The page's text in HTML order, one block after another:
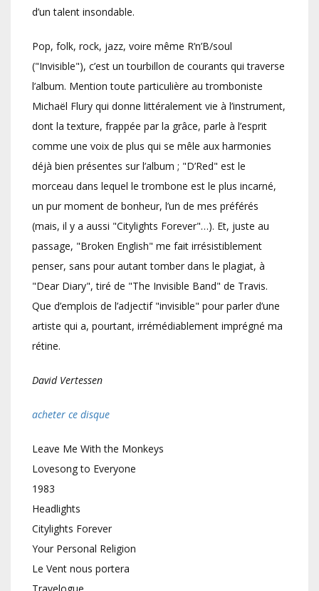
d’un talent insondable.
Pop, folk, rock, jazz, voire même R’n’B/soul
("Invisible"), c’est un tourbillon de courants qui traverse
l’album. Mention toute particulière au tromboniste
Michaël Flury qui donne littéralement vie à l’instrument,
dont la texture, frappée par la grâce, parle à l’esprit
comme une voix de plus qui se mêle aux harmonies
déjà bien présentes sur l’album ; "D’Red" est le
morceau dans lequel le trombone est le plus incarné,
un pur moment de bonheur, l’un de mes préférés
(mais, il y a aussi "Citylights Forever"…). Et, juste au
passage, "Broken English" me fait irrésistiblement
penser, sans pour autant tomber dans le plagiat, à
"Dear Diary", tiré de "The Invisible Band" de Travis.
Que d’emplois de l’adjectif "invisible" pour parler d’une
artiste qui a, pourtant, irrémédiablement imprégné ma
rétine.
David Vertessen
acheter ce disque
Leave Me With the Monkeys
Lovesong to Everyone
1983
Headlights
Citylights Forever
Your Personal Religion
Le Vent nous portera